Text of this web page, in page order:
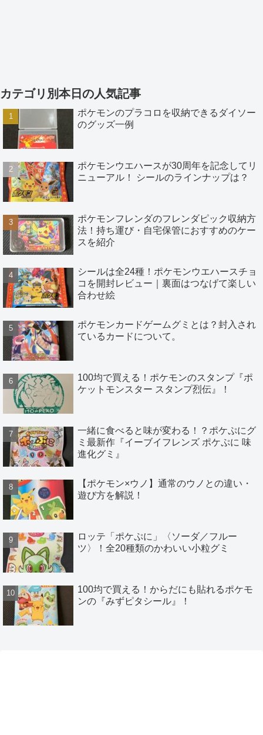
カテゴリ別本日の人気記事
ポケモンのプラコロを収納できるダイソー
のグッズ一例
ポケモンウエハースが30周年を記念してリ
ニューアル！ シールのラインナップは？
ポケモンフレンダのフレンダピック収納方
法！持ち運び・自宅保管におすすめのケー
スを紹介
シールは全24種！ポケモンウエハースチョ
コを開封レビュー｜裏面はつなげて楽しい
合わせ絵
ポケモンカードゲームグミとは？封入され
ているカードについて。
100均で買える！ポケモンのスタンプ『ポ
ケットモンスター スタンプ烈伝』！
一緒に食べると味が変わる！？ポケぷにグ
ミ最新作『イーブイフレンズ ポケぷに 味
進化グミ』
【ポケモン×ウノ】通常のウノとの違い・
遊び方を解説！
ロッテ「ポケぷに」〈ソーダ／フルー
ツ〉！全20種類のかわいい小粒グミ
100均で買える！からだにも貼れるポケモ
ンの『みずピタシール』！